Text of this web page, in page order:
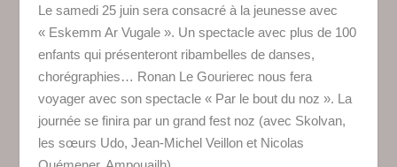
Le samedi 25 juin sera consacré à la jeunesse avec
« Eskemm Ar Vugale ». Un spectacle avec plus de 100
enfants qui présenteront ribambelles de danses,
chorégraphies… Ronan Le Gourierec nous fera
voyager avec son spectacle « Par le bout du noz ». La
journée se finira par un grand fest noz (avec Skolvan,
les sœurs Udo, Jean-Michel Veillon et Nicolas